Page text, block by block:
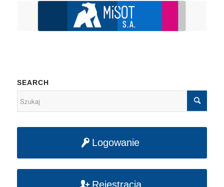
SEARCH
Logowanie
Rejestracja